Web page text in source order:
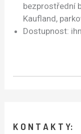
bezprostřední
Kaufland,
Dostupnost:
K O N T A K T Y: